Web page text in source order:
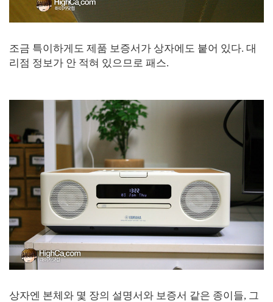
조금 특이하게도 제품 보증서가 상자에도 붙어 있다. 대
리점 정보가 안 적혀 있으므로 패스.
상자엔 본체와 몇 장의 설명서와 보증서 같은 종이들, 그